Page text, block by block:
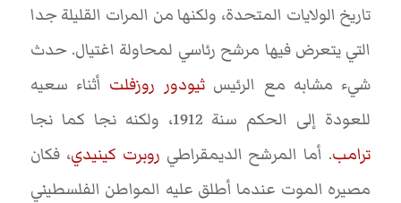
تاريخ الولايات المتحدة، ولكنها من المرات القليلة جدا
التي يتعرض فيها مرشح رئاسي لمحاولة اغتيال. حدث
شيء مشابه مع الرئيسثيودور روزفلت أثناء سعيه
للعودة إلى الحكم سنة 1912، ولكنه نجا كما نجا
ترامب. أما المرشح الديمقراطي روبرت كينيدي، فكان
مصيره الموت عندما أطلق عليه المواطن الفلسطيني